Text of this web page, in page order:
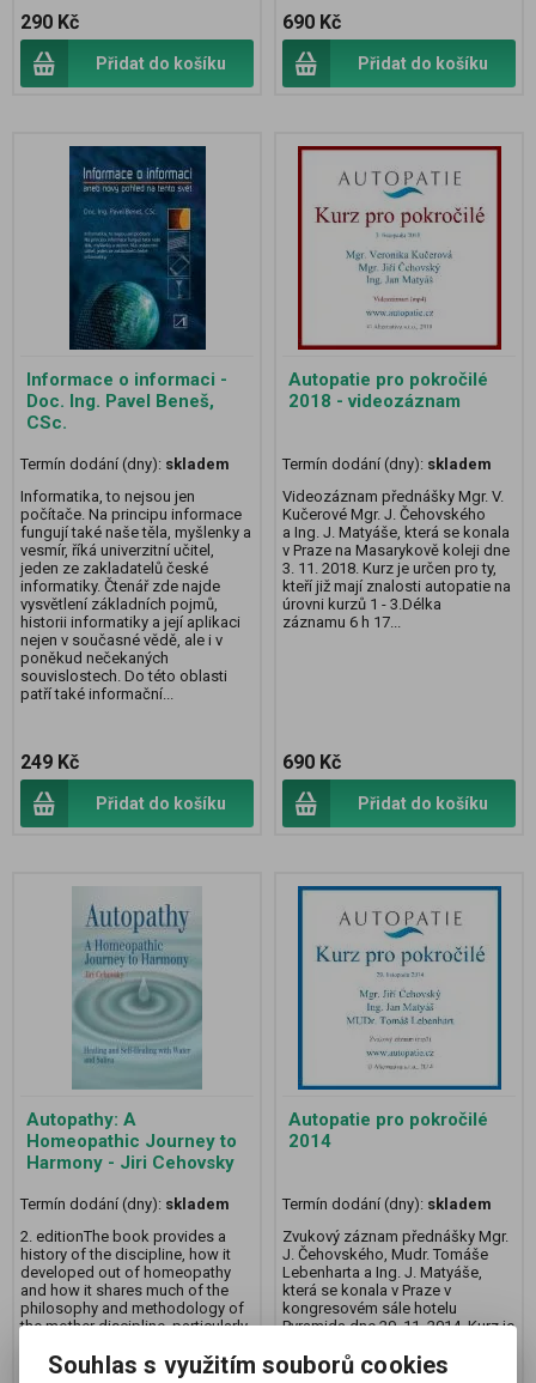
290 Kč
Přidat do košíku
690 Kč
Přidat do košíku
Informace o informaci -
Doc. Ing. Pavel Beneš,
CSc.
Termín dodání (dny): skladem
Informatika, to nejsou jen
počítače. Na principu informace
fungují také naše těla, myšlenky a
vesmír, říká univerzitní učitel,
jeden ze zakladatelů české
informatiky. Čtenář zde najde
vysvětlení základních pojmů,
historii informatiky a její aplikaci
nejen v současné vědě, ale i v
poněkud nečekaných
souvislostech. Do této oblasti
patří také informační...
249 Kč
Přidat do košíku
Autopatie pro pokročilé
2018 - videozáznam
Termín dodání (dny): skladem
Videozáznam přednášky Mgr. V.
Kučerové Mgr. J. Čehovského
a Ing. J. Matyáše, která se konala
v Praze na Masarykově koleji dne
3. 11. 2018. Kurz je určen pro ty,
kteří již mají znalosti autopatie na
úrovni kurzů 1 - 3.Délka
záznamu 6 h 17...
690 Kč
Přidat do košíku
Autopathy: A
Homeopathic Journey to
Harmony - Jiri Cehovsky
Termín dodání (dny): skladem
2. editionThe book provides a
history of the discipline, how it
developed out of homeopathy
and how it shares much of the
philosophy and methodology of
the mother discipline, particularly
dilution - potency, repeating the
Autopatie pro pokročilé
2014
Termín dodání (dny): skladem
Zvukový záznam přednášky Mgr.
J. Čehovského, Mudr. Tomáše
Lebenharta a Ing. J. Matyáše,
která se konala v Praze v
kongresovém sále hotelu
Pyramida dne 29. 11. 2014. Kurz je
autopatie na úrovni kurzů 1 - 3.
Souhlas s využitím souborů cookies